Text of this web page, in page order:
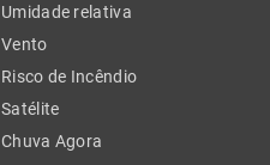
Umidade relativa
Vento
Risco de Incêndio
Satélite
Chuva Agora